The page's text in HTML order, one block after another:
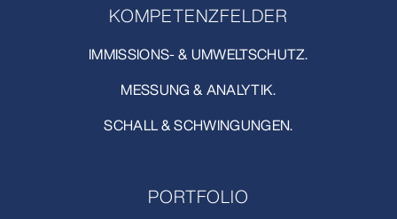
KOMPETENZFELDER
IMMISSIONS- & UMWELTSCHUTZ.
MESSUNG & ANALYTIK.
SCHALL & SCHWINGUNGEN.
PORTFOLIO